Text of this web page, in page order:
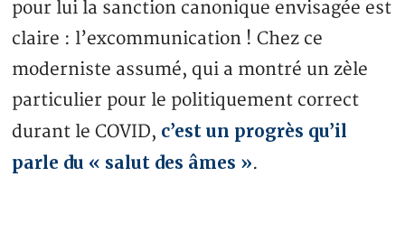
pour lui la sanction canonique envisagée est
claire : l’excommunication ! Chez ce
moderniste assumé, qui a montré un zèle
particulier pour le politiquement correct
durant le COVID, c’est un progrès qu’il
parle du « salut des âmes ».